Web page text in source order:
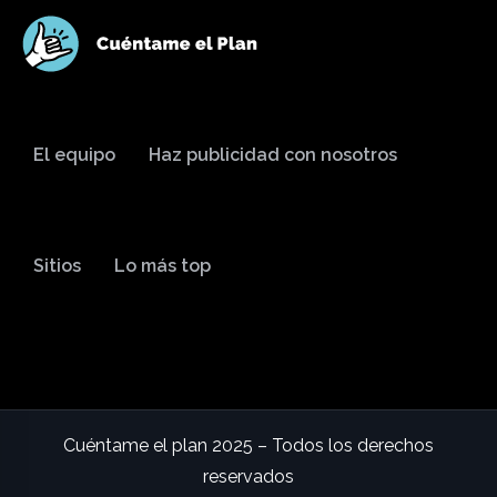
El equipo Haz publicidad con nosotros
Sitios Lo más top
Cuéntame el plan 2025 – Todos los derechos
reservados